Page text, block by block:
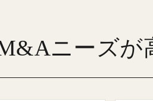
ニーズが